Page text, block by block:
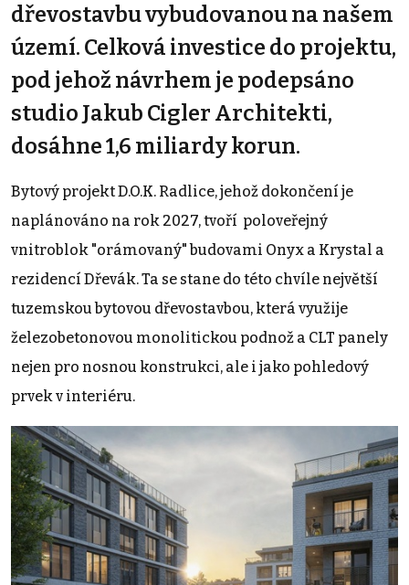
dřevostavbu vybudovanou na našem
území. Celková investice do projektu,
pod jehož návrhem je podepsáno
studio Jakub Cigler Architekti,
dosáhne 1,6 miliardy korun.
Bytový projekt D.O.K. Radlice, jehož dokončení je
naplánováno na rok 2027, tvoří poloveřejný
vnitroblok "orámovaný" budovami Onyx a Krystal a
rezidencí Dřevák. Ta se stane do této chvíle největší
tuzemskou bytovou dřevostavbou, která využije
železobetonovou monolitickou podnož a CLT panely
nejen pro nosnou konstrukci, ale i jako pohledový
prvek v interiéru.